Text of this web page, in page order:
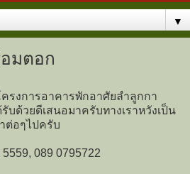
▼
อมตอก
งการอาคารพักอาศัยลำลูกกา
บด้วยดีเสนอมาครับทางเราหวังเป็น
ต่อๆไปครับ
089 0795722